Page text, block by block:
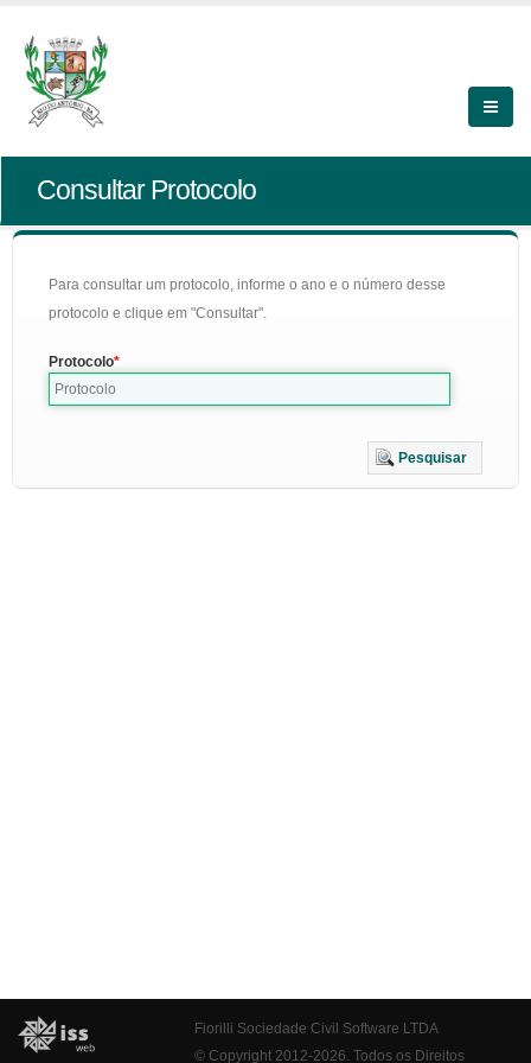
Consultar Protocolo
Para consultar um protocolo, informe o ano e o número desse
protocolo e clique em "Consultar".
Protocolo
Pesquisar
Fiorilli Sociedade Civil Software LTDA
© Copyright 2012-2026. Todos os Direitos